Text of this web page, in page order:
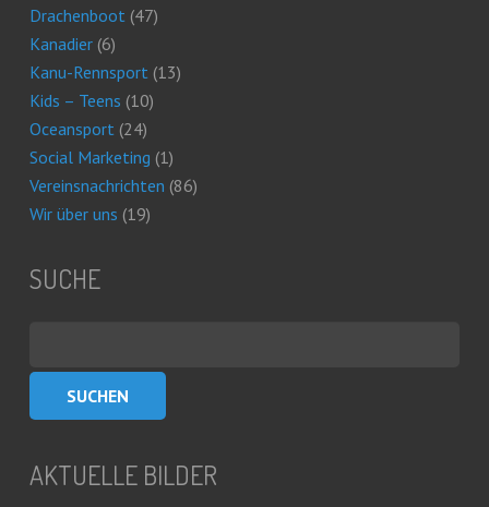
Drachenboot(47)
Kanadier(6)
Kanu-Rennsport(13)
Kids – Teens (10)
Oceansport(24)
Social Marketing (1)
Vereinsnachrichten (86)
Wir über uns (19)
SUCHE
AKTUELLE BILDER